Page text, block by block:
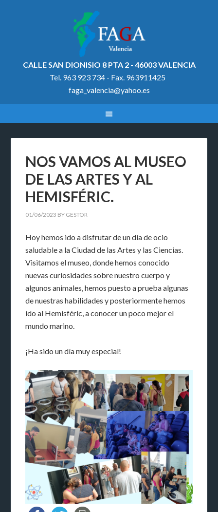
CALLE SAN DIONISIO 8 PTA 2 - 46003 VALENCIA
Tel. 963 923 734 - Fax. 963911425
faga_valencia@yahoo.es
NOS VAMOS AL MUSEO
DE LAS ARTES Y AL
HEMISFÉRIC.
01/06/2023 BY GESTOR
Hoy hemos ido a disfrutar de un día de ocio
saludable a la Ciudad de las Artes y las Ciencias.
Visitamos el museo, donde hemos conocido
nuevas curiosidades sobre nuestro cuerpo y
algunos animales, hemos puesto a prueba algunas
de nuestras habilidades y posteriormente hemos
ido al Hemisféric, a conocer un poco mejor el
mundo marino.
¡Ha sido un día muy especial!